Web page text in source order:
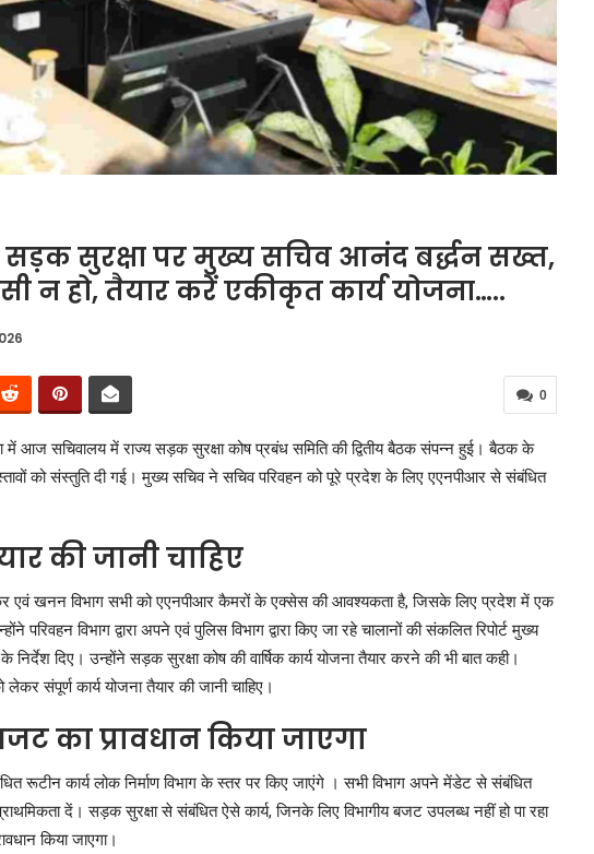
सुरक्षा पर मुख्य सचिव आनंद बर्द्धन सख्त,
न हो, तैयार करें एकीकृत कार्य योजना…..
0
में आज सचिवालय में राज्य सड़क सुरक्षा कोष प्रबंध समिति की द्वितीय बैठक संपन्न हुई। बैठक के
को संस्तुति दी गई। मुख्य सचिव ने सचिव परिवहन को पूरे प्रदेश के लिए एएनपीआर से संबंधित
की जानी चाहिए
एवं खनन विभाग सभी को एएनपीआर कैमरों के एक्सेस की आवश्यकता है, जिसके लिए प्रदेश में एक
परिवहन विभाग द्वारा अपने एवं पुलिस विभाग द्वारा किए जा रहे चालानों की संकलित रिपोर्ट मुख्य
दिए। उन्होंने सड़क सुरक्षा कोष की वार्षिक कार्य योजना तैयार करने की भी बात कही।
संपूर्ण कार्य योजना तैयार की जानी चाहिए।
का प्रावधान किया जाएगा
रूटीन कार्य लोक निर्माण विभाग के स्तर पर किए जाएंगे । सभी विभाग अपने मेंडेट से संबंधित
दें। सड़क सुरक्षा से संबंधित ऐसे कार्य, जिनके लिए विभागीय बजट उपलब्ध नहीं हो पा रहा
किया जाएगा।